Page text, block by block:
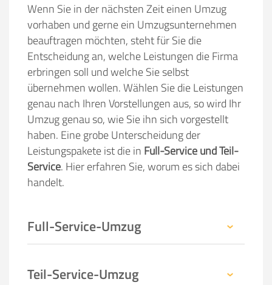
Wenn Sie in der nächsten Zeit einen Umzug
vorhaben und gerne ein Umzugsunternehmen
beauftragen möchten, steht für Sie die
Entscheidung an, welche Leistungen die Firma
erbringen soll und welche Sie selbst
übernehmen wollen. Wählen Sie die Leistungen
genau nach Ihren Vorstellungen aus, so wird Ihr
Umzug genau so, wie Sie ihn sich vorgestellt
haben. Eine grobe Unterscheidung der
Leistungspakete ist die in Full-Service und Teil-
Service. Hier erfahren Sie, worum es sich dabei
handelt.
Full-Service-Umzug
Teil-Service-Umzug